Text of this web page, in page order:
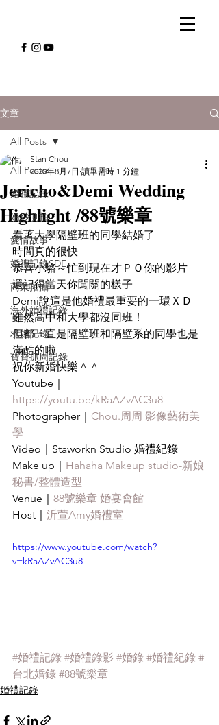
文章
All Posts
婚禮記錄
婚紗側拍
愛情故事
婚禮記錄SDE
商業拍攝
海外婚禮記錄
求婚記錄
寶寶抓周記錄
All Posts
Jericho&Demi Wedding
Highlight /88號樂章
Stan Chou
2020年8月7日 讀畢需時 1 分鐘
看著大學隔壁班的同學結婚了
時間真的很快
恭喜小駱～忙到現在才ＰＯ你的影片
還記得當天你闖關的樣子
Demi說這是他婚禮最重要的一環ＸＤ
雖然高中和大學都沒同班！
但都一直是隔壁班和隔壁系的同學也是
滿酷的啦
祝你新婚快樂＾＾
Youtube｜
https://youtu.be/kRaAZvAC3u8
Photographer｜ Chou.周周 影像藝術美
學
Video｜Staworkn Studio 婚禮紀錄
Make up｜ Hahaha Makeup studio-新娘
秘書/整體造型
Venue｜ 88號樂章 婚宴會館
Host｜ 沂萱Amy婚禮室
https://www.youtube.com/watch?
v=kRaAZvAC3u8
#婚禮記錄 #婚禮錄影 #婚錄 #婚禮紀錄 #
台北婚錄 #88號樂章
婚禮記錄